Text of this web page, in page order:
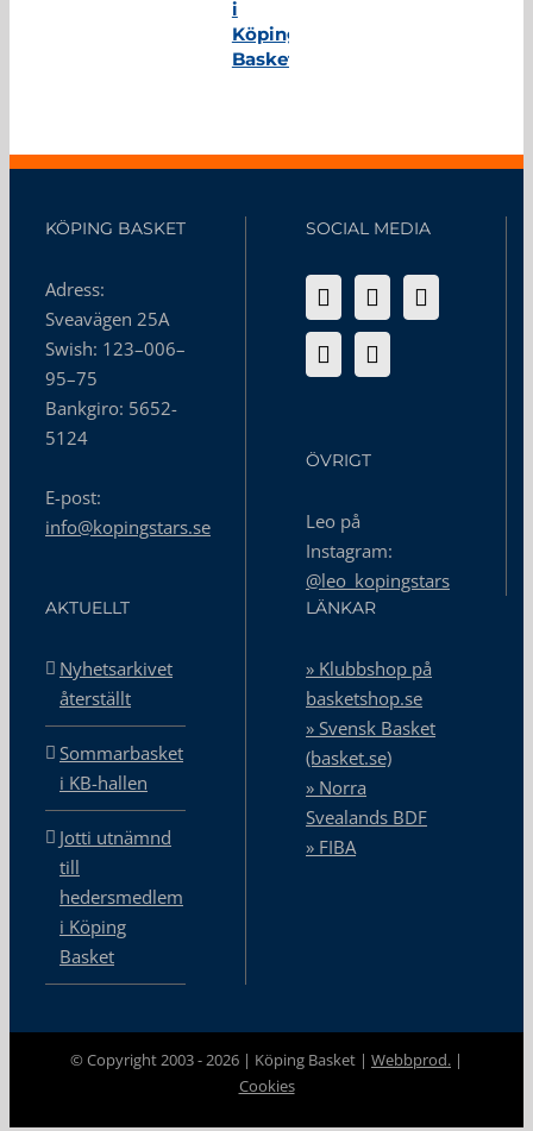
i
Köping
Basket
KÖPING BASKET
Adress:
Sveavägen 25A
Swish: 123–006–
95–75
Bankgiro: 5652-
5124
E-post:
info@kopingstars.se
SOCIAL MEDIA
ÖVRIGT
Leo på
Instagram:
@leo_kopingstars
AKTUELLT
Nyhetsarkivet
återställt
Sommarbasket
i KB-hallen
Jotti utnämnd
till
hedersmedlem
i Köping
Basket
LÄNKAR
» Klubbshop på
basketshop.se
» Svensk Basket
(basket.se)
» Norra
Svealands BDF
» FIBA
© Copyright 2003 -2026 | Köping Basket | Webbprod. |
Cookies